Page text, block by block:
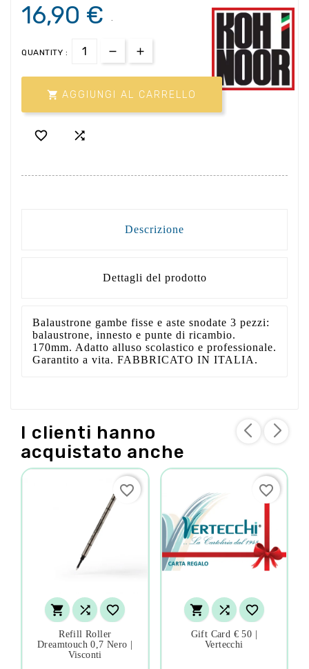
16,90 € .
QUANTITY :
 AGGIUNGI AL CARRELLO
 
Descrizione
Dettagli del prodotto
Balaustrone gambe fisse e aste snodate 3 pezzi:
balaustrone, innesto e punte di ricambio.
170mm. Adatto alluso scolastico e professionale.
Garantito a vita. FABBRICATO IN ITALIA.
I clienti hanno
acquistato anche
  
Refill Roller
Dreamtouch 0,7 Nero |
Visconti
favorite_border
  
Gift Card € 50 |
Vertecchi
favorite_border